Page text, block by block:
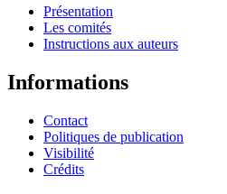
Présentation
Les comités
Instructions aux auteurs
Informations
Contact
Politiques de publication
Visibilité
Crédits